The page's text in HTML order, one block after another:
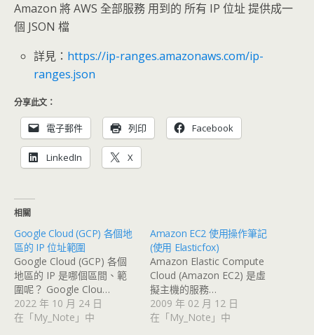
Amazon 將 AWS 全部服務 用到的 所有 IP 位址 提供成一
個 JSON 檔
詳見： https://ip-ranges.amazonaws.com/ip-
ranges.json
分享此文：
電子郵件 列印 Facebook
LinkedIn X
相關
Google Cloud (GCP) 各個地
區的 IP 位址範圍
Google Cloud (GCP) 各個
地區的 IP 是哪個區間、範
圍呢？ Google Clou…
2022 年 10 月 24 日
在「My_Note」中
Amazon EC2 使用操作筆記
(使用 Elasticfox)
Amazon Elastic Compute
Cloud (Amazon EC2) 是虛
擬主機的服務…
2009 年 02 月 12 日
在「My_Note」中